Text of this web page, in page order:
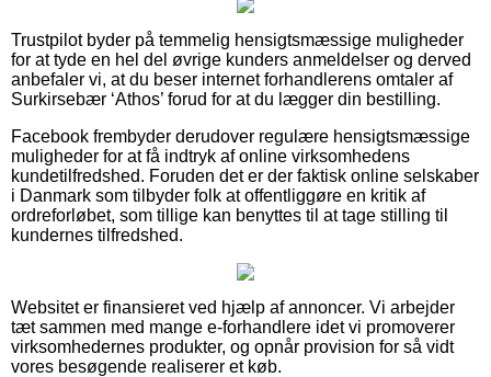
Trustpilot byder på temmelig hensigtsmæssige muligheder
for at tyde en hel del øvrige kunders anmeldelser og derved
anbefaler vi, at du beser internet forhandlerens omtaler af
Surkirsebær ‘Athos’ forud for at du lægger din bestilling.
Facebook frembyder derudover regulære hensigtsmæssige
muligheder for at få indtryk af online virksomhedens
kundetilfredshed. Foruden det er der faktisk online selskaber
i Danmark som tilbyder folk at offentliggøre en kritik af
ordreforløbet, som tillige kan benyttes til at tage stilling til
kundernes tilfredshed.
Websitet er finansieret ved hjælp af annoncer. Vi arbejder
tæt sammen med mange e-forhandlere idet vi promoverer
virksomhedernes produkter, og opnår provision for så vidt
vores besøgende realiserer et køb.